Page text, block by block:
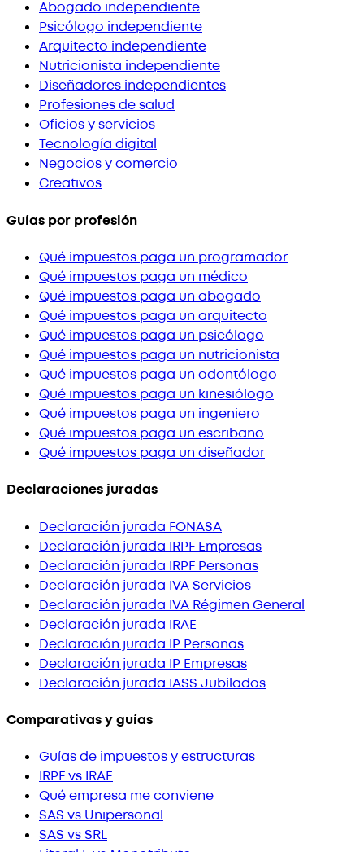
Abogado independiente
Psicólogo independiente
Arquitecto independiente
Nutricionista independiente
Diseñadores independientes
Profesiones de salud
Oficios y servicios
Tecnología digital
Negocios y comercio
Creativos
Guías por profesión
Qué impuestos paga un programador
Qué impuestos paga un médico
Qué impuestos paga un abogado
Qué impuestos paga un arquitecto
Qué impuestos paga un psicólogo
Qué impuestos paga un nutricionista
Qué impuestos paga un odontólogo
Qué impuestos paga un kinesiólogo
Qué impuestos paga un ingeniero
Qué impuestos paga un escribano
Qué impuestos paga un diseñador
Declaraciones juradas
Declaración jurada FONASA
Declaración jurada IRPF Empresas
Declaración jurada IRPF Personas
Declaración jurada IVA Servicios
Declaración jurada IVA Régimen General
Declaración jurada IRAE
Declaración jurada IP Personas
Declaración jurada IP Empresas
Declaración jurada IASS Jubilados
Comparativas y guías
Guías de impuestos y estructuras
IRPF vs IRAE
Qué empresa me conviene
SAS vs Unipersonal
SAS vs SRL